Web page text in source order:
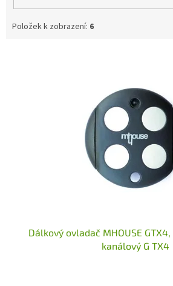
Položek k zobrazení: 6
Dálkový ovladač MHOUSE
kanálový G TX4